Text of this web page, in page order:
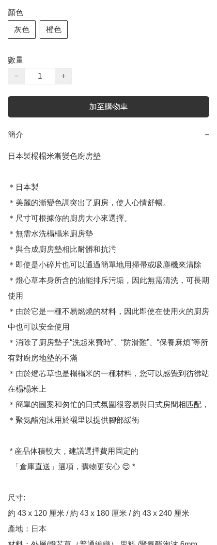
顏色
灰色 橙色
數量
−
+
加至購物車
簡介 −
日本製榻榻米漸變色廚房墊
＊日本製
＊美麗的漸變色調突出了廚房，使人心情舒暢。
＊尺寸可根據你的廚房大小來選擇。
＊無需水洗榻榻米廚房墊
＊與合成廚房墊相比耐髒和抗汚
＊即使是小碎片也可以通過簡單地用掃帚或吸塵機來清除
＊燈心草本身所含的油能排斥污垢，因此無需清洗，可長期
使用
＊由於它是一種不易燃燒的材料，因此即使在使用火的廚房
中也可以安全使用
＊消除了廚房墊子“洗起來費時”、“防滑難”、“保養麻煩”等所
有對廚房地墊的不滿
＊由於燈芯草也是榻榻米的一種材料，您可以感覺到彷彿站
在榻榻米上
＊簡單的圖案和匆忙的日式氛圍很容易與日式房間相匹配，
＊聚氨酯泡沫用於襯里以提供腳部緩衝
尺寸:
約 43 x 120 厘米 / 約 43 x 180 厘米 / 約 43 x 240 厘米
產地：日本